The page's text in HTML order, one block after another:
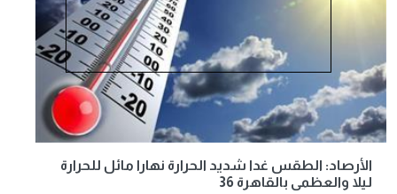
الأرصاد: الطقس غدا شديد الحرارة نهارا مائل للحرارة
ليلا والعظمى بالقاهرة 36